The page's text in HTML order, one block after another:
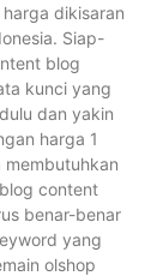
dikisaran
Siap-
blog
kunci yang
dan yakin
harga 1
membutuhkan
content
benar-benar
yang
olshop